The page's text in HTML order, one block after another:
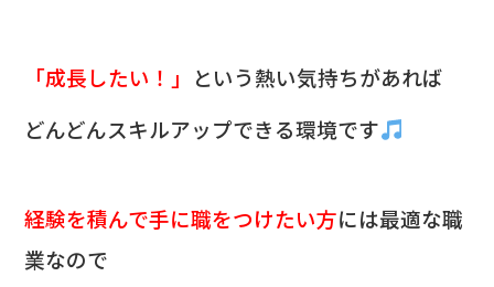
「成長したい！」 という熱い気持ちがあれば
どんどんスキルアップできる環境です
経験を積んで手に職をつけたい方には最適な職
業なので